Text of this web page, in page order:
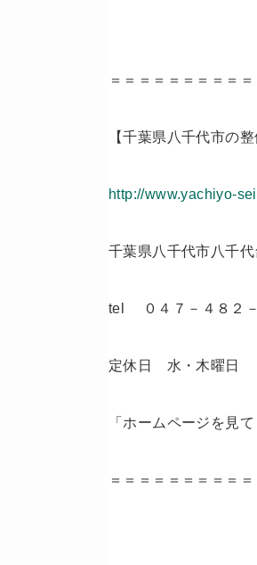
＝＝＝＝＝＝＝＝＝
【千葉県八千代市の
http://www.yachiyo-
千葉県八千代市八千
tel ０４７－４８２－
定休日 水・木曜日
「ホームページを見
＝＝＝＝＝＝＝＝＝